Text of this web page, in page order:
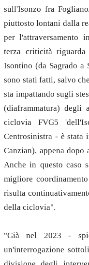
sull'Isonzo fra
piuttosto lontani dalla
per l'attraversamento
terza criticità
Isontino (da Sagrado a
sono stati fatti, salvo
sta impattando sugli
(diaframmatura)
ciclovia FVG5
Centrosinistra - è stata
Canzian), appena
Anche in questo caso
migliore
risulta
della ciclovia".
"Già nel 2023 -
un'interrogazione